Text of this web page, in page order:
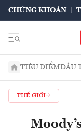
CHỨNG KHOÁN
TIÊU ĐIỂMĐẦU
THẾ GIỚI